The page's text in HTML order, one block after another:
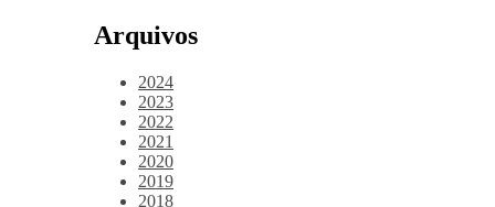
Arquivos
2024
2023
2022
2021
2020
2019
2018